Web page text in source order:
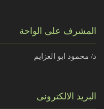
المشرف على الواحة
د/ محمود ابو العزايم
البريد الالكترونى